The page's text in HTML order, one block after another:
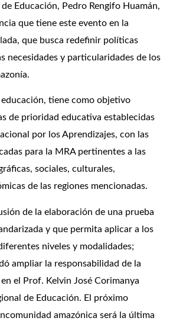
Educación, Pedro Rengifo Huamán,
que tiene este evento en la
que busca redefinir políticas
necesidades y particularidades de los
educación, tiene como objetivo
de prioridad educativa establecidas
por los Aprendizajes, con las
para la MRA pertinentes a las
sociales, culturales,
de las regiones mencionadas.
de la elaboración de una prueba
y que permita aplicar a los
niveles y modalidades;
ampliar la responsabilidad de la
el Prof. Kelvin José Corimanya
de Educación. El próximo
amazónica será la última